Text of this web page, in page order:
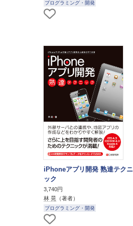
プログラミング・開発
iPhoneアプリ開発 熟達テクニ
ック
3,740円
林 晃 （著者）
プログラミング・開発